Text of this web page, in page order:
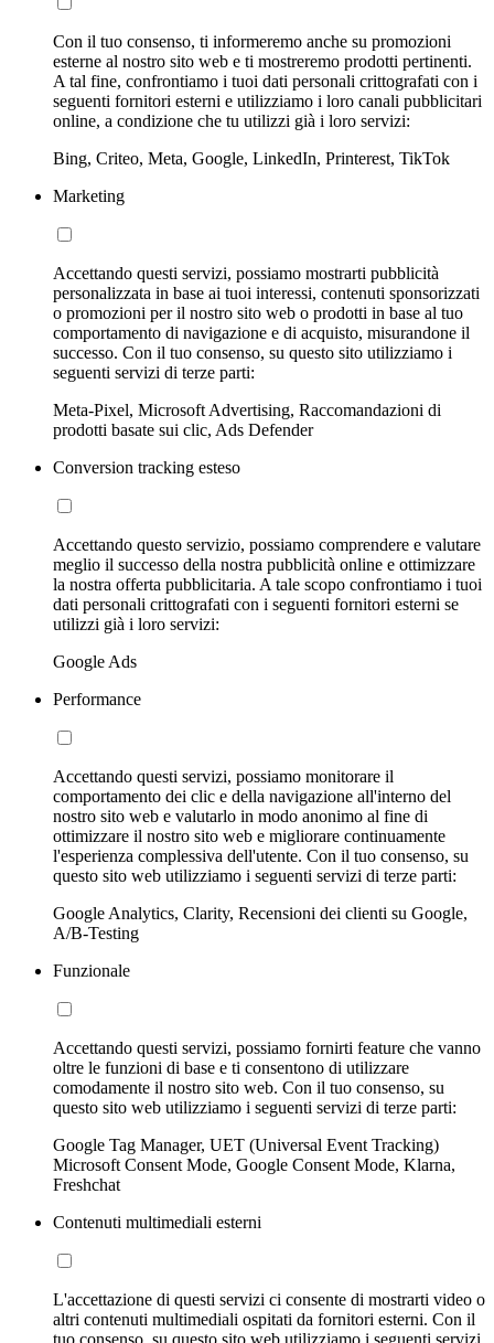
Con il tuo consenso, ti informeremo anche su promozioni
esterne al nostro sito web e ti mostreremo prodotti pertinenti.
A tal fine, confrontiamo i tuoi dati personali crittografati con i
seguenti fornitori esterni e utilizziamo i loro canali pubblicitari
online, a condizione che tu utilizzi già i loro servizi:
Bing, Criteo, Meta, Google, LinkedIn, Printerest, TikTok
Marketing
Accettando questi servizi, possiamo mostrarti pubblicità
personalizzata in base ai tuoi interessi, contenuti sponsorizzati
o promozioni per il nostro sito web o prodotti in base al tuo
comportamento di navigazione e di acquisto, misurandone il
successo. Con il tuo consenso, su questo sito utilizziamo i
seguenti servizi di terze parti:
Meta-Pixel, Microsoft Advertising, Raccomandazioni di
prodotti basate sui clic, Ads Defender
Conversion tracking esteso
Accettando questo servizio, possiamo comprendere e valutare
meglio il successo della nostra pubblicità online e ottimizzare
la nostra offerta pubblicitaria. A tale scopo confrontiamo i tuoi
dati personali crittografati con i seguenti fornitori esterni se
utilizzi già i loro servizi:
Google Ads
Performance
Accettando questi servizi, possiamo monitorare il
comportamento dei clic e della navigazione all'interno del
nostro sito web e valutarlo in modo anonimo al fine di
ottimizzare il nostro sito web e migliorare continuamente
l'esperienza complessiva dell'utente. Con il tuo consenso, su
questo sito web utilizziamo i seguenti servizi di terze parti:
Google Analytics, Clarity, Recensioni dei clienti su Google,
A/B-Testing
Funzionale
Accettando questi servizi, possiamo fornirti feature che vanno
oltre le funzioni di base e ti consentono di utilizzare
comodamente il nostro sito web. Con il tuo consenso, su
questo sito web utilizziamo i seguenti servizi di terze parti:
Google Tag Manager, UET (Universal Event Tracking)
Microsoft Consent Mode, Google Consent Mode, Klarna,
Freshchat
Contenuti multimediali esterni
L'accettazione di questi servizi ci consente di mostrarti video o
altri contenuti multimediali ospitati da fornitori esterni. Con il
tuo consenso, su questo sito web utilizziamo i seguenti servizi